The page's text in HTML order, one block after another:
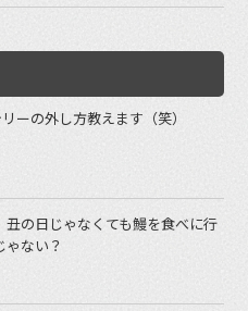
ーの外し方教えます（笑）
丑の日じゃなくても鰻を食べに行
ゃない？